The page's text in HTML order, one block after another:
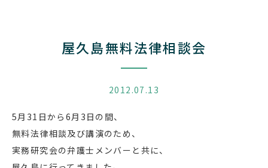
屋久島無料法律相談会
2012.07.13
5月31日から6月3日の間、
無料法律相談及び講演のため、
実務研究会の弁護士メンバーと共に、